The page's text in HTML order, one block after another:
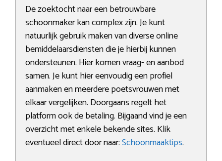
De zoektocht naar een betrouwbare
schoonmaker kan complex zijn. Je kunt
natuurlijk gebruik maken van diverse online
bemiddelaarsdiensten die je hierbij kunnen
ondersteunen. Hier komen vraag- en aanbod
samen. Je kunt hier eenvoudig een profiel
aanmaken en meerdere poetsvrouwen met
elkaar vergelijken. Doorgaans regelt het
platform ook de betaling. Bijgaand vind je een
overzicht met enkele bekende sites. Klik
eventueel direct door naar:Schoonmaaktips.